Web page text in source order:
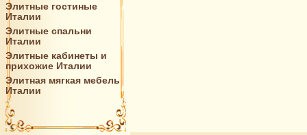
Элитные гостиные
Италии
Элитные спальни
Италии
Элитные кабинеты и
прихожие Италии
Элитная мягкая мебель
Италии